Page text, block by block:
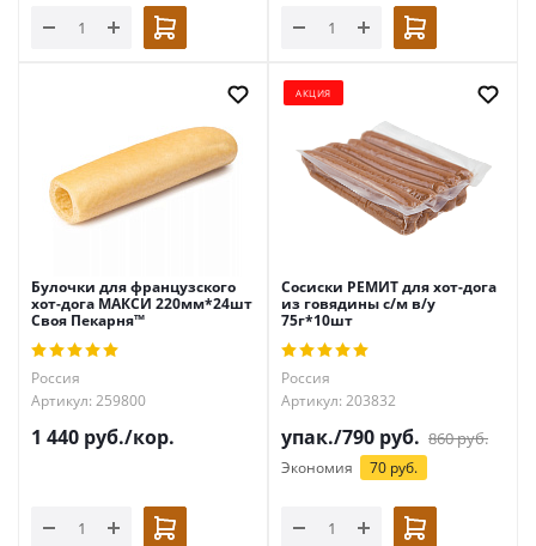
Булочки для французского
хот-дога МАКСИ 220мм*24шт
Своя Пекарня™
Россия
Артикул: 259800
1 440 руб./кор.
АКЦИЯ
Сосиски РЕМИТ для хот-дога
из говядины с/м в/у
75г*10шт
Россия
Артикул: 203832
упак./790 руб. 860руб.
Экономия 70 руб.